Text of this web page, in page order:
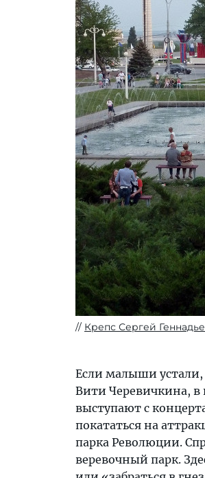
Крепс Сергей
Если малыши
Вити Черевичкина, в
выступают с
покататься на
парка Революции.
веревочный парк.